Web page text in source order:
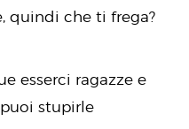
quindi che ti frega?
esserci ragazze e
stupirle